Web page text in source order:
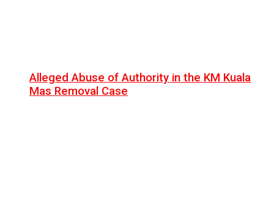
Alleged Abuse of Authority in the KM Kuala
Mas Removal Case